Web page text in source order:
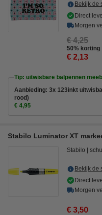
Bekijk de
Direct
Morgen
€ 4,25
50% korting
€ 2,13
Tip: uitwisbare balpennen
Aanbieding: 3x 123inkt
rood)
€ 4,95
Stabilo Luminator XT
Stabilo
Bekijk de
Direct
Morgen
€ 3,50